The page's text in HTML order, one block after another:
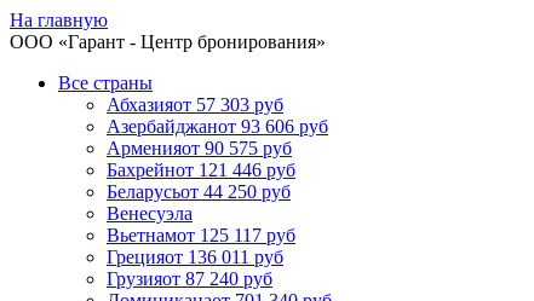
На главную
ООО «Гарант - Центр бронирования»
Все страны
Абхазияот 57 303 руб
Азербайджанот 93 606 руб
Арменияот 90 575 руб
Бахрейнот 121 446 руб
Беларусьот 44 250 руб
Венесуэла
Вьетнамот 125 117 руб
Грецияот 136 011 руб
Грузияот 87 240 руб